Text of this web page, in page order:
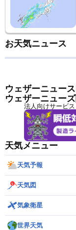
お天気ニュース
ウェザーニュー
ウェザーニュー
法人向けサービス
天気メニュー
天気予報
天気図
気象衛星
世界天気